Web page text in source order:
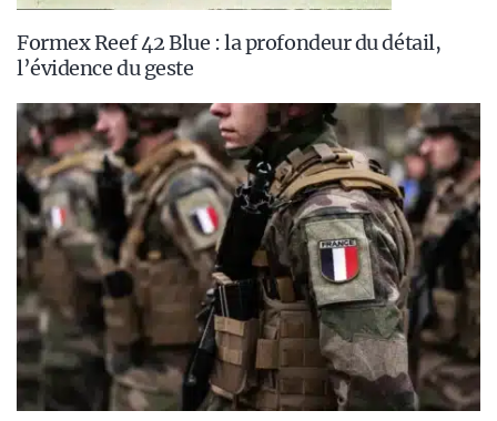
Formex Reef 42 Blue : la profondeur du détail,
l’évidence du geste